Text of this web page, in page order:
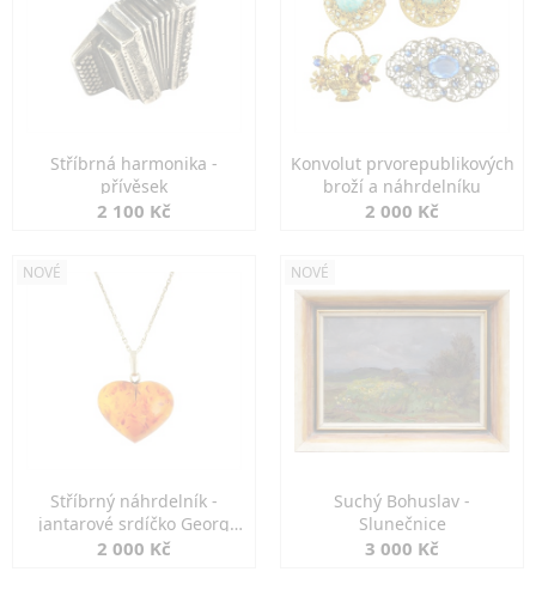
Stříbrná harmonika -
přívěsek
2 100 Kč
Konvolut prvorepublikových
broží a náhrdelníku
2 000 Kč
NOVÉ
Stříbrný náhrdelník -
jantarové srdíčko Georg
Kramer
2 000 Kč
NOVÉ
Suchý Bohuslav -
Slunečnice
3 000 Kč